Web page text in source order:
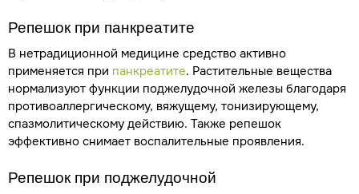
Репешок при панкреатите
В нетрадиционной медицине средство активно
применяется при панкреатите. Растительные вещества
нормализуют функции поджелудочной железы благодаря
противоаллергическому, вяжущему, тонизирующему,
спазмолитическому действию. Также репешок
эффективно снимает воспалительные проявления.
Репешок при поджелудочной